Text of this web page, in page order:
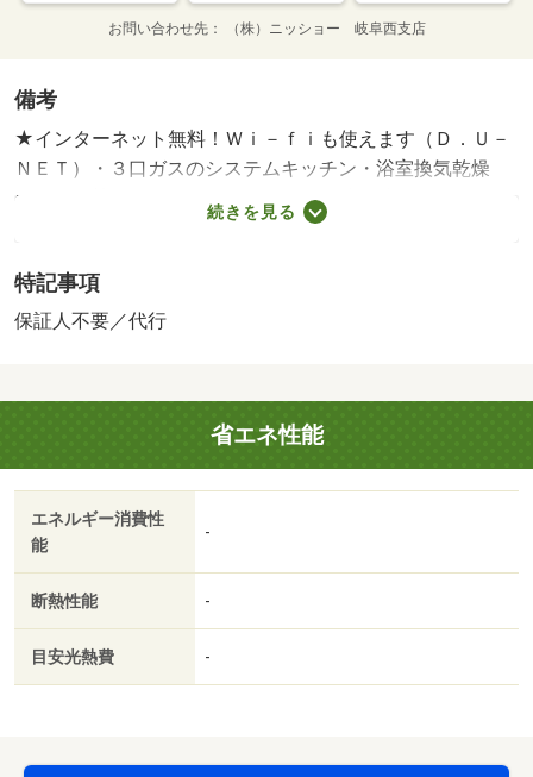
お問い合わせ先 （株）ニッショー 岐阜西支店
備考
★インターネット無料！Ｗｉ－ｆｉも使えます（Ｄ．Ｕ－
ＮＥＴ）・３口ガスのシステムキッチン・浴室換気乾燥
機、追い焚き給湯機能付き一坪風呂・洗髪洗面化粧台・温
水洗浄暖房便座・エアコン１台・ＬＥＤ居室照明付！ Ｌ
ます。 ルームクリーニング料金にエアコンクリーニング
費用を含みます。ごみ処理代１３７５円／月 本貸室の電
等：加入要（イントラスト 機関保証加入必須。初回保証
料３５０００円、月額保証料賃料等総額の１％＋８００円
／月（その他商品あり））/室内清掃費用 88000円
続きを見る
特記事項
保証人不要／代行
省エネ性能
エネルギー消費性
能
-
断熱性能 -
目安光熱費 -